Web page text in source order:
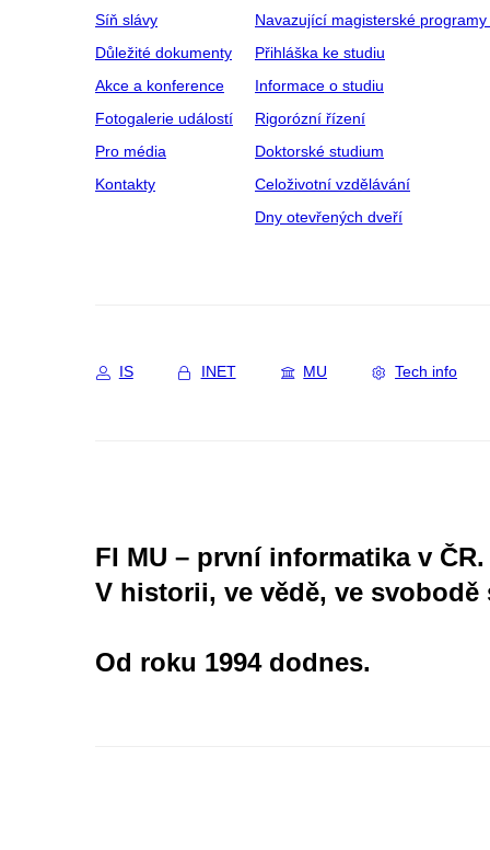
Síň slávy
Důležité dokumenty
Akce a konference
Fotogalerie událostí
Pro média
Kontakty
Navazující magisterské
Přihláška ke studiu
Informace o studiu
Rigorózní řízení
Doktorské studium
Celoživotní vzdělávání
Dny otevřených dveří
IS INET MU Tech info
FI MU – první informatika v ČR.
V historii, ve vědě, ve svobodě
Od roku 1994 dodnes.